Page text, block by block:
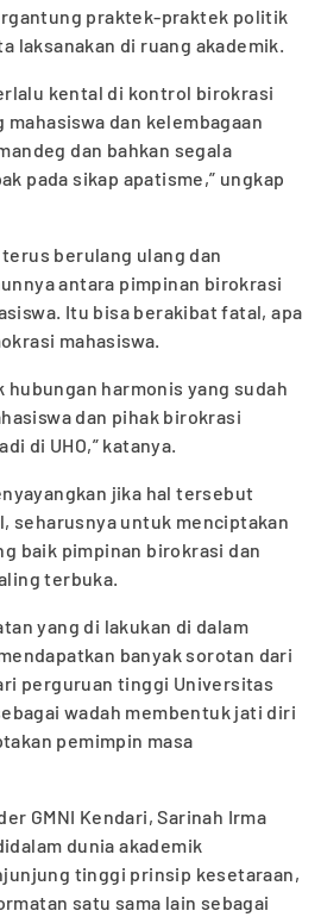
praktek-praktek politik
laksanakan di ruang akademik.
kental di kontrol birokrasi
mahasiswa dan kelembagaan
dan bahkan segala
pada sikap apatisme,” ungkap
berulang ulang dan
antara pimpinan birokrasi
Itu bisa berakibat fatal, apa
mahasiswa.
hubungan harmonis yang sudah
dan pihak birokrasi
di UHO,” katanya.
jika hal tersebut
seharusnya untuk menciptakan
baik pimpinan birokrasi dan
terbuka.
yang di lakukan di dalam
banyak sorotan dari
perguruan tinggi Universitas
wadah membentuk jati diri
pemimpin masa
GMNI Kendari, Sarinah Irma
dunia akademik
tinggi prinsip kesetaraan,
satu sama lain sebagai